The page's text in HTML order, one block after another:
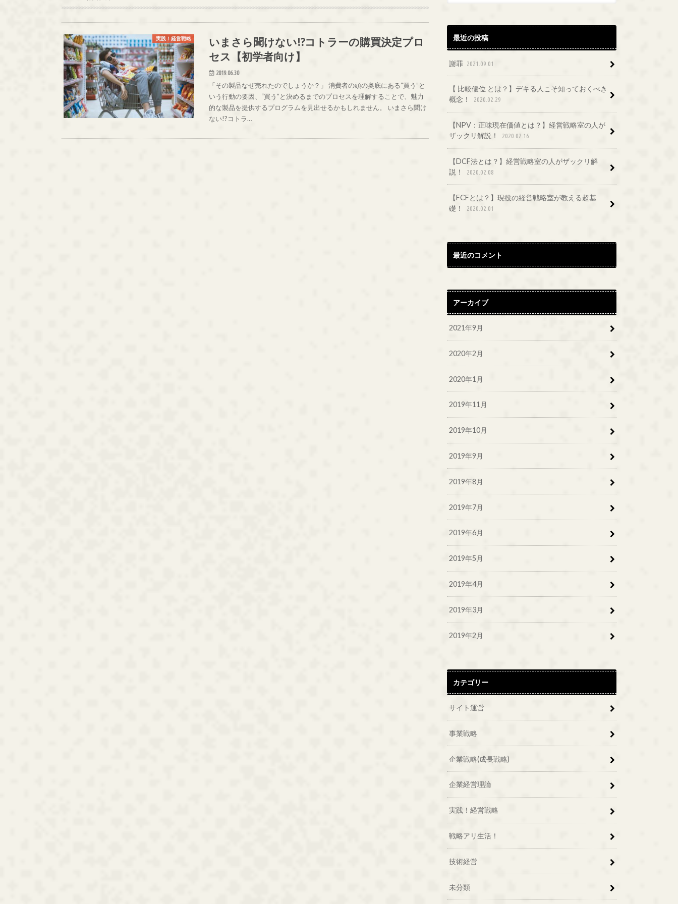
実践！経営戦略
いまさら聞けない!?コトラーの購買決定プロ
セス【初学者向け】
2019.06.30
「その製品なぜ売れたのでしょうか？」 消費者の頭の奥底にある“買う”と
いう行動の要因、“買う”と決めるまでのプロセスを理解することで、魅力
的な製品を提供するプログラムを見出せるかもしれません。 いまさら聞け
ない!?コトラ…
最近の投稿
謝罪 2021.09.01
【 比較優位 とは？】デキる人こそ知っておくべき
概念！
2020.02.29
【NPV：正味現在価値とは？】経営戦略室の人が
ザックリ解説！
2020.02.16
【DCF法とは？】経営戦略室の人がザックリ解
説！
2020.02.08
【FCFとは？】現役の経営戦略室が教える超基
礎！
2020.02.01
最近のコメント
アーカイブ
2021年9月
2020年2月
2020年1月
2019年11月
2019年10月
2019年9月
2019年8月
2019年7月
2019年6月
2019年5月
2019年4月
2019年3月
2019年2月
カテゴリー
サイト運営
事業戦略
企業戦略(成長戦略)
企業経営理論
実践！経営戦略
戦略アリ生活！
技術経営
未分類